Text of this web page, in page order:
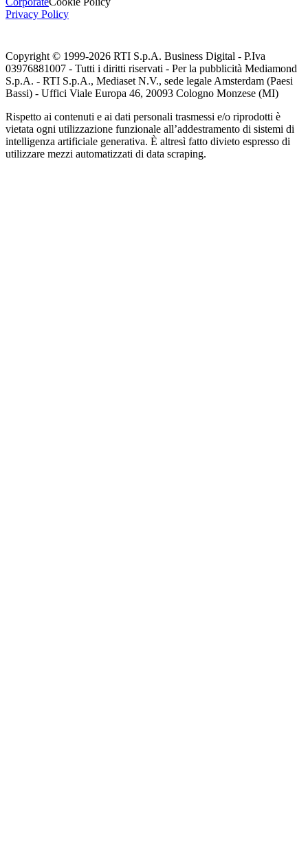
Privacy Policy
Copyright © 1999-2026 RTI S.p.A. Business Digital - P.Iva
03976881007 - Tutti i diritti riservati - Per la pubblicità Mediamond
S.p.A. - RTI S.p.A., Mediaset N.V., sede legale Amsterdam (Paesi
Bassi) - Uffici Viale Europa 46, 20093 Cologno Monzese (MI)
Rispetto ai contenuti e ai dati personali trasmessi e/o riprodotti è
vietata ogni utilizzazione funzionale all’addestramento di sistemi di
intelligenza artificiale generativa. È altresì fatto divieto espresso di
utilizzare mezzi automatizzati di data scraping.